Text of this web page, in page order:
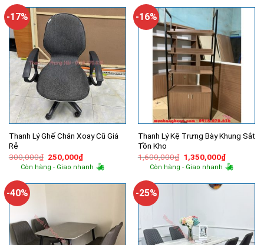
14,060,000₫.
-17%
Thanh Lý Ghế Chân Xoay Cũ Giá
Rẻ
300,000₫ Giá
gốc
là:
250,000₫Giá
hiện
tại
250,000₫.
Còn hàng - Giao nhanh
-16%
Thanh Lý Kệ Trưng Bày Khung Sắt
Tồn Kho
1,600,000₫ Giá
gốc
là:
1,350,000₫Giá
hiện
tại
Còn hàng - Giao nhanh
-40% -25%